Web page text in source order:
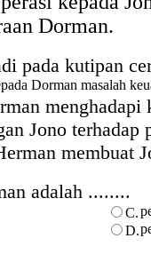
Dorman.
pada kutipan
Dorman masalah
Jono terhadap
membuat
adalah ........
C.
D.